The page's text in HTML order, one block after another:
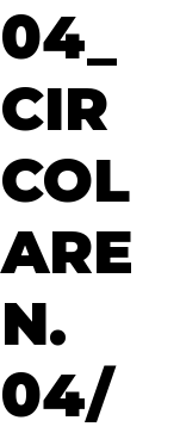
04_
CIR
COL
ARE
N.
04/